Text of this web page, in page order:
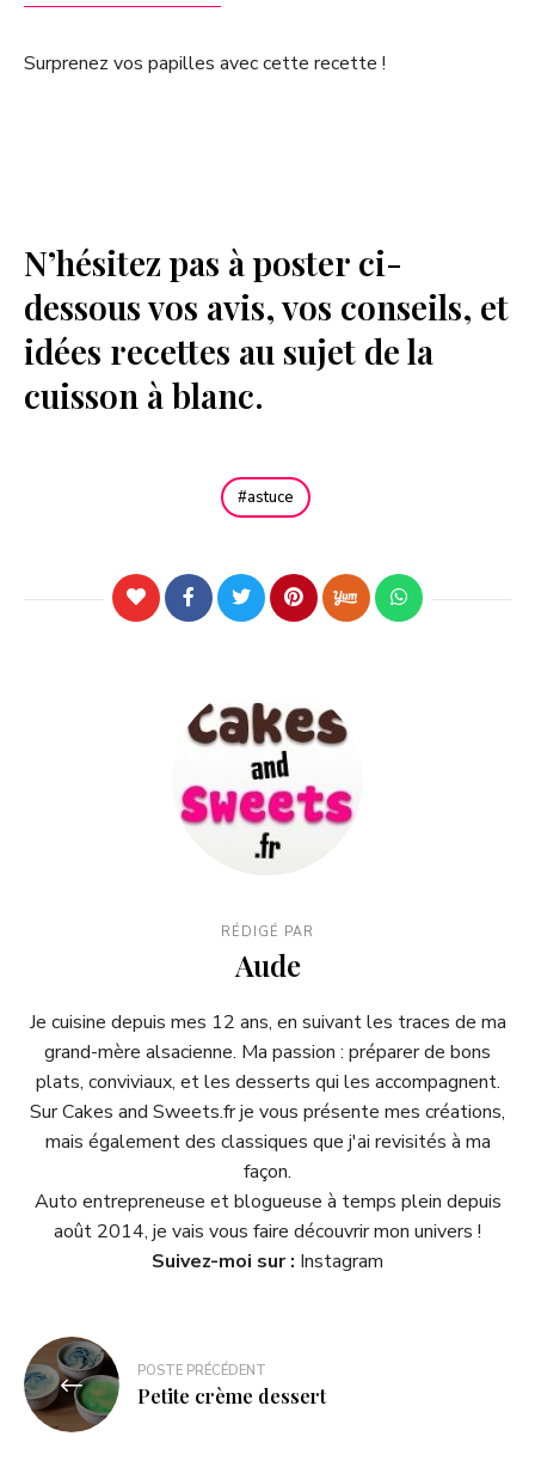
Surprenez vos papilles avec cette recette !
N’hésitez pas à poster ci-
dessous vos avis, vos conseils, et
idées recettes au sujet de la
cuisson à blanc.
astuce
RÉDIGÉ PAR
Aude
Je cuisine depuis mes 12 ans, en suivant les traces de ma
grand-mère alsacienne. Ma passion : préparer de bons
plats, conviviaux, et les desserts qui les accompagnent.
Sur Cakes and Sweets.fr je vous présente mes créations,
mais également des classiques que j'ai revisités à ma
façon.
Auto entrepreneuse et blogueuse à temps plein depuis
août 2014, je vais vous faire découvrir mon univers !
Suivez-moi sur : Instagram
POSTE PRÉCÉDENT
Petite crème dessert